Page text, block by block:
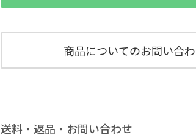
商品についてのお問い合
送料・返品・お問い合わせ